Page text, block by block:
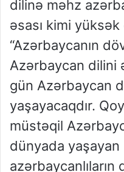
dilinə məhz
əsası kimi
“Azərbaycanın
Azərbaycan dilini
gün Azərbaycan
yaşayacaqdır.
müstəqil
dünyada
azərbaycanlıların